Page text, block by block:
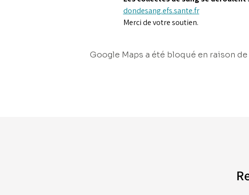
dondesang.efs.sante.fr
Merci de votre soutien.
Google Maps a été bloqué en raison